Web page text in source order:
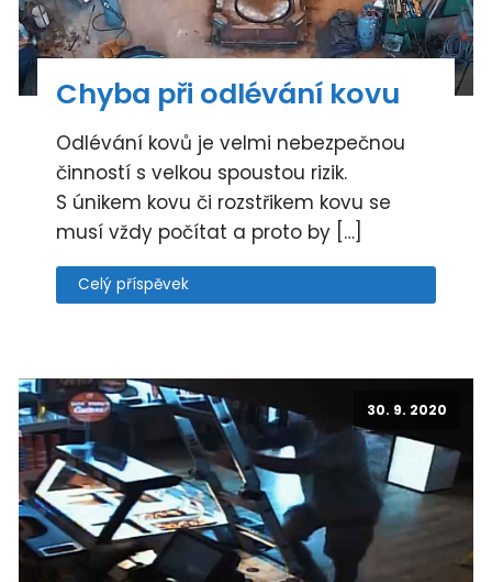
Chyba při odlévání kovu
Odlévání kovů je velmi nebezpečnou
činností s velkou spoustou rizik.
S únikem kovu či rozstřikem kovu se
musí vždy počítat a proto by […]
Celý příspěvek
30. 9. 2020